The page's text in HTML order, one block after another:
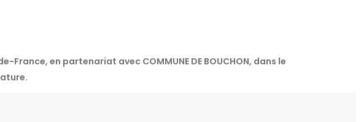
en partenariat avec COMMUNE DE BOUCHON, dans le